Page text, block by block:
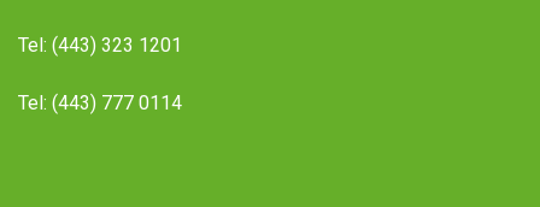
Tel: (443) 323 1201
Tel: (443) 777 0114